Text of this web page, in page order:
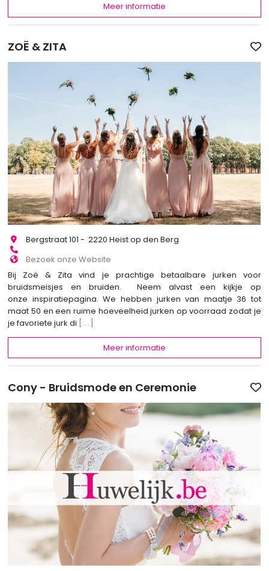
Meer informatie
ZOË & ZITA
Bergstraat 101 - 2220 Heist op den Berg
Bezoek onze Website
Bij Zoë & Zita vind je prachtige betaalbare jurken voor
bruidsmeisjes en bruiden. Neem alvast een kijkje op
onze inspiratiepagina. We hebben jurken van maatje 36 tot
maat 50 en een ruime hoeveelheid jurken op voorraad zodat je
je favoriete jurk di
[...]
Meer informatie
Cony - Bruidsmode en Ceremonie